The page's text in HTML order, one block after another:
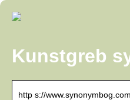
Kunstgreb
http s://